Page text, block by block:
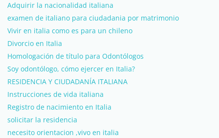
Adquirir la nacionalidad italiana
examen de italiano para ciudadania por matrimonio
Vivir en italia como es para un chileno
Divorcio en Italia
Homologación de título para Odontólogos
Soy odontólogo, cómo ejercer en Italia?
RESIDENCIA Y CIUDADANÍA ITALIANA
Instrucciones de vida italiana
Registro de nacimiento en Italia
solicitar la residencia
necesito orientacion ,vivo en italia